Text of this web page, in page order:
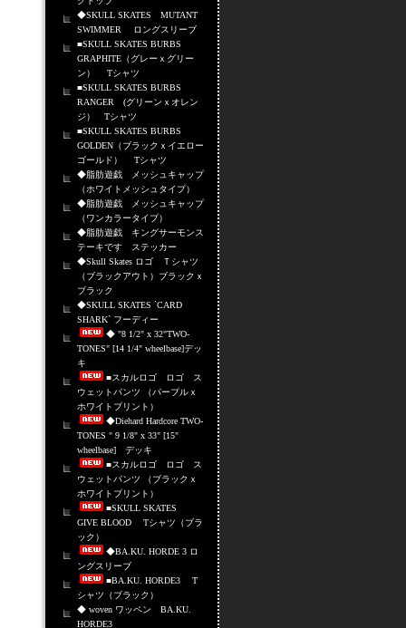
◆SKULL SKATES MUTANT
SWIMMER ロングスリーブ
■SKULL SKATES BURBS
GRAPHITE（グレーｘグリー
ン） Tシャツ
■SKULL SKATES BURBS
RANGER (グリーンｘオレン
ジ） Tシャツ
■SKULL SKATES BURBS
GOLDEN（ブラックｘイエロー
ゴールド） Tシャツ
◆脂肪遊戯 メッシュキャップ
（ホワイトメッシュタイプ）
◆脂肪遊戯 メッシュキャップ
（ワンカラータイプ）
◆脂肪遊戯 キングサーモンス
テーキです ステッカー
◆Skull Skates ロゴ Ｔシャツ
（ブラックアウト）ブラックｘ
ブラック
◆SKULL SKATES `CARD
SHARK` フーディー
◆ "8 1/2" x 32"TWO-
TONES" [14 1/4" wheelbase]デッ
キ
■スカルロゴ ロゴ ス
ウェットパンツ （パープルｘ
ホワイトプリント）
◆Diehard Hardcore TWO-
TONES " 9 1/8" x 33" [15"
wheelbase] デッキ
■スカルロゴ ロゴ ス
ウェットパンツ （ブラックｘ
ホワイトプリント）
■SKULL SKATES
GIVE BLOOD Tシャツ（ブラ
ック）
◆BA.KU. HORDE 3 ロ
ングスリーブ
■BA.KU. HORDE3 T
シャツ（ブラック）
◆ woven ワッペン BA.KU.
HORDE3